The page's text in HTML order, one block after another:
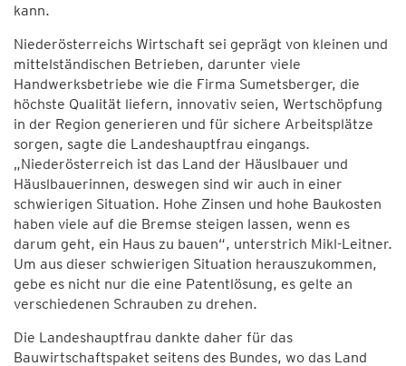
kann.
Niederösterreichs Wirtschaft sei geprägt von kleinen und
mittelständischen Betrieben, darunter viele
Handwerksbetriebe wie die Firma Sumetsberger, die
höchste Qualität liefern, innovativ seien, Wertschöpfung
in der Region generieren und für sichere Arbeitsplätze
sorgen, sagte die Landeshauptfrau eingangs.
„Niederösterreich ist das Land der Häuslbauer und
Häuslbauerinnen, deswegen sind wir auch in einer
schwierigen Situation. Hohe Zinsen und hohe Baukosten
haben viele auf die Bremse steigen lassen, wenn es
darum geht, ein Haus zu bauen“, unterstrich Mikl-Leitner.
Um aus dieser schwierigen Situation herauszukommen,
gebe es nicht nur die eine Patentlösung, es gelte an
verschiedenen Schrauben zu drehen.
Die Landeshauptfrau dankte daher für das
Bauwirtschaftspaket seitens des Bundes, wo das Land